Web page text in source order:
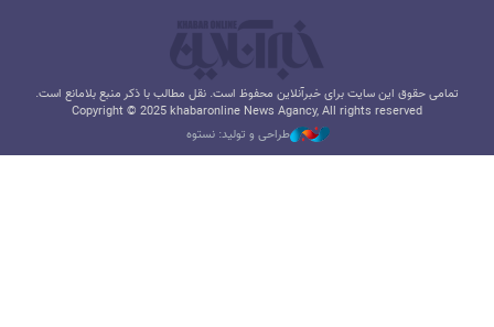
تمامی حقوق این سایت برای خبرآنلاین محفوظ است. نقل مطالب با ذکر منبع بلامانع است.
Copyright © 2025 khabaronline News Agancy, All rights reserved
طراحی و تولید: نستوه